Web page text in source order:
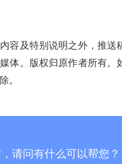
容及特别说明之外，推送
体。版权归原作者所有。
。
请问有什么可以帮您？